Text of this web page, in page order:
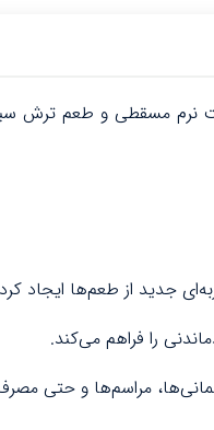
مسقطی و طعم ترش سیب
جدید از طعم‌ها ایجاد
را فراهم می‌کند.